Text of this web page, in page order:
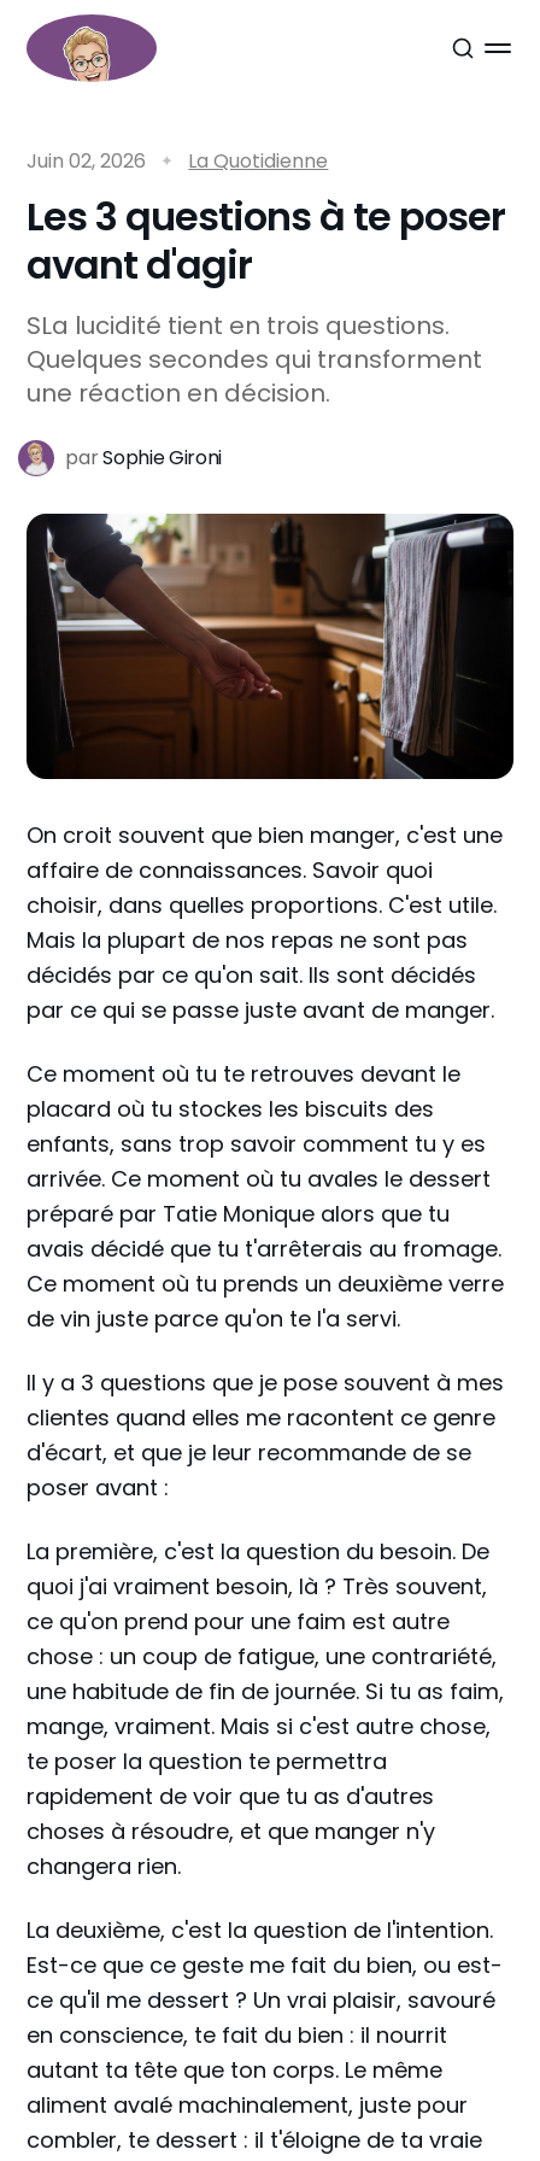
Juin 02, 2026 La Quotidienne
Les 3 questions à te poser
avant d'agir
SLa lucidité tient en trois questions.
Quelques secondes qui transforment
une réaction en décision.
parSophie Gironi
On croit souvent que bien manger, c'est une
affaire de connaissances. Savoir quoi
choisir, dans quelles proportions. C'est utile.
Mais la plupart de nos repas ne sont pas
décidés par ce qu'on sait. Ils sont décidés
par ce qui se passe juste avant de manger.
Ce moment où tu te retrouves devant le
placard où tu stockes les biscuits des
enfants, sans trop savoir comment tu y es
arrivée. Ce moment où tu avales le dessert
préparé par Tatie Monique alors que tu
avais décidé que tu t'arrêterais au fromage.
Ce moment où tu prends un deuxième verre
de vin juste parce qu'on te l'a servi.
Il y a 3 questions que je pose souvent à mes
clientes quand elles me racontent ce genre
d'écart, et que je leur recommande de se
poser avant :
La première, c'est la question du besoin. De
quoi j'ai vraiment besoin, là ? Très souvent,
ce qu'on prend pour une faim est autre
chose : un coup de fatigue, une contrariété,
une habitude de fin de journée. Si tu as faim,
mange, vraiment. Mais si c'est autre chose,
te poser la question te permettra
rapidement de voir que tu as d'autres
choses à résoudre, et que manger n'y
changera rien.
La deuxième, c'est la question de l'intention.
Est-ce que ce geste me fait du bien, ou est-
ce qu'il me dessert ? Un vrai plaisir, savouré
en conscience, te fait du bien : il nourrit
autant ta tête que ton corps. Le même
aliment avalé machinalement, juste pour
combler, te dessert : il t'éloigne de ta vraie